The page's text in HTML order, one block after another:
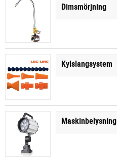
Dimsmörjning
Kylslangsystem
Maskinbelysning